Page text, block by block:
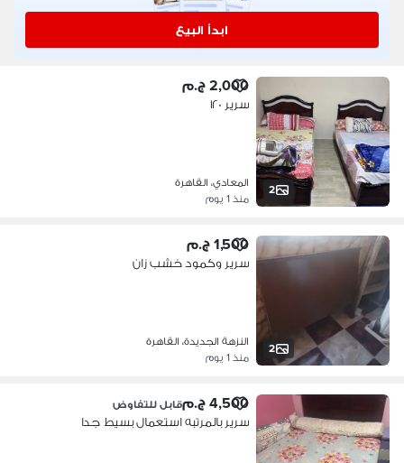
ابدأ البيع
2
2,000 ج.م
سرير ١٢٠
المعادي، القاهرة
منذ 1 يوم
2
1,500 ج.م
سرير وكمود خشب زان
النزهة الجديدة، القاهرة
منذ 1 يوم
4,500 ج.م قابل للتفاوض
سرير بالمرتبه استعمال بسيط جدا